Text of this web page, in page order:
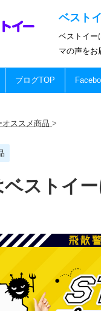
ベスト
ベストイー
マの声をお
ブログTOP
ススメ商品 >
ストイー